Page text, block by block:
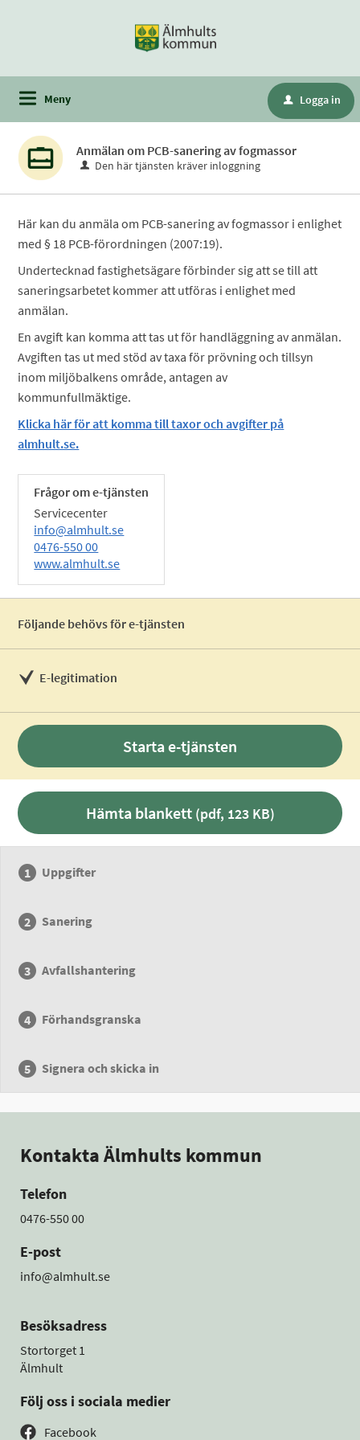
Meny u Logga in
Anmälan om PCB-sanering av fogmassor
Den här tjänsten kräver inloggning
Här kan du anmäla om PCB-sanering av fogmassor i enlighet
med § 18 PCB-förordningen (2007:19).
Undertecknad fastighetsägare förbinder sig att se till att
saneringsarbetet kommer att utföras i enlighet med
anmälan.
En avgift kan komma att tas ut för handläggning av anmälan.
Avgiften tas ut med stöd av taxa för prövning och tillsyn
inom miljöbalkens område, antagen av
kommunfullmäktige.
Klicka här för att komma till taxor och avgifter på
almhult.se.
Frågor om e-tjänsten
Servicecenter
info@almhult.se
0476-550 00
www.almhult.se
Följande behövs för e-tjänsten
E-legitimation
Starta e-tjänsten
Hämta blankett(pdf, 123 KB)
Uppgifter
Sanering
Avfallshantering
Förhandsgranska
Signera och skicka in
Kontakta Älmhults kommun
Telefon
0476-550 00
E-post
info@almhult.se
Besöksadress
Stortorget 1
Älmhult
Följ oss i sociala medier
Facebook